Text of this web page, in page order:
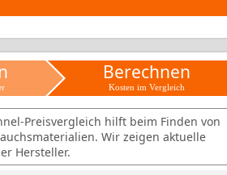
Berechnen
Kosten im Vergleich
Preisvergleich hilft beim Finden von
Wir zeigen aktuelle
Hersteller.